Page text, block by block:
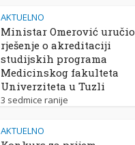
AKTUELNO
Ministar Omerović uručio
rješenje o akreditaciji
studijskih programa
Medicinskog fakulteta
Univerziteta u Tuzli
3 sedmice ranije
AKTUELNO